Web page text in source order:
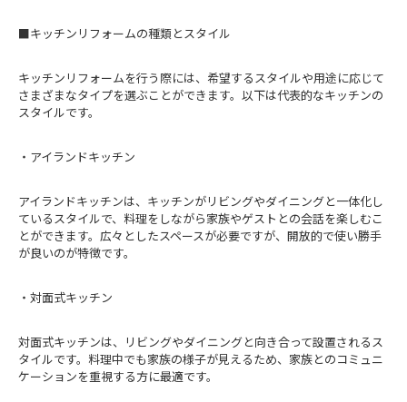
■キッチンリフォームの種類とスタイル
キッチンリフォームを行う際には、希望するスタイルや用途に応じて
さまざまなタイプを選ぶことができます。以下は代表的なキッチンの
スタイルです。
・アイランドキッチン
アイランドキッチンは、キッチンがリビングやダイニングと一体化し
ているスタイルで、料理をしながら家族やゲストとの会話を楽しむこ
とができます。広々としたスペースが必要ですが、開放的で使い勝手
が良いのが特徴です。
・対面式キッチン
対面式キッチンは、リビングやダイニングと向き合って設置されるス
タイルです。料理中でも家族の様子が見えるため、家族とのコミュニ
ケーションを重視する方に最適です。